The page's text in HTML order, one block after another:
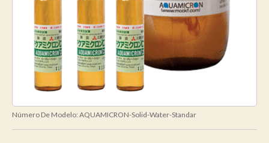
Número De Modelo: AQUAMICRON-Solid-Water-Standar